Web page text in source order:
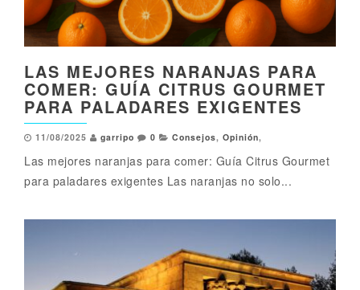
LAS MEJORES NARANJAS PARA
COMER: GUÍA CITRUS GOURMET
PARA PALADARES EXIGENTES
11/08/2025 garripo 0 Consejos, Opinión,
Las mejores naranjas para comer: Guía Citrus Gourmet
para paladares exigentes Las naranjas no solo...